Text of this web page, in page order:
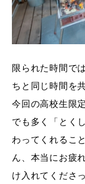
限られた時間で
ちと同じ時間を
今回の高校生限
でも多く「とく
わってくれるこ
ん、本当にお疲
け入れてくださ